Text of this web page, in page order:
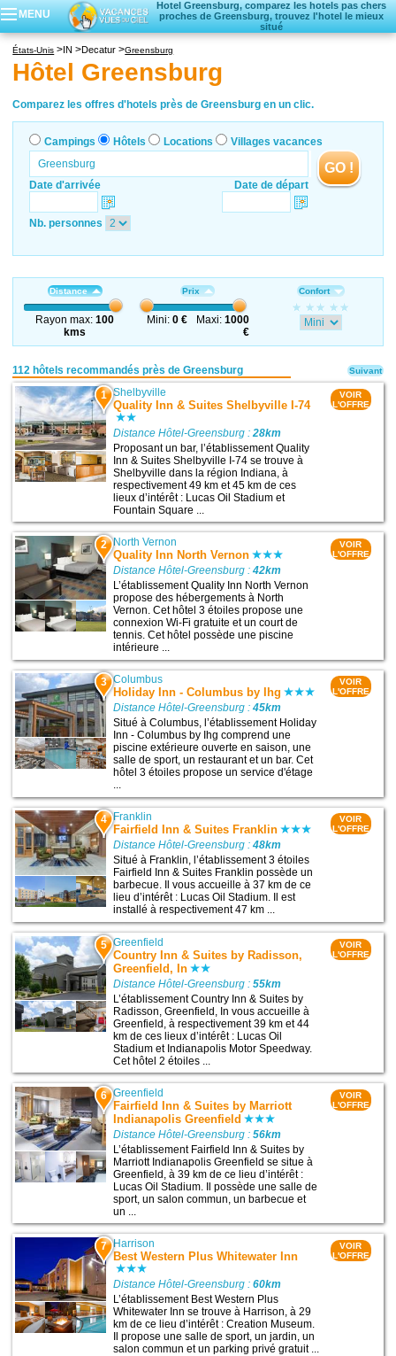
MENU
Hotel Greensburg, comparez les hotels pas chers
proches de Greensburg, trouvez l'hotel le mieux
situé
Locations vacances
Villages vacances
États-Unis IN Decatur Greensburg
Hôtel Greensburg
Comparez les offres d'hotels près de Greensburg en un clic.
Campings Hôtels Locations Villages vacances
Date d'arrivée Date de départ
GO !
Nb. personnes
Distance
Rayon max:100
kms
Prix
Mini: 0 € Maxi:1000
€
Confort
112 hôtels recommandés près de Greensburg
1 Shelbyville
Quality Inn & Suites Shelbyville I-74
Distance Hôtel-Greensburg :28km
Proposant un bar, l’établissement Quality
Inn & Suites Shelbyville I-74 se trouve à
Shelbyville dans la région Indiana, à
respectivement 49 km et 45 km de ces
lieux d’intérêt : Lucas Oil Stadium et
Fountain Square ...
VOIR
L'OFFRE
2 North Vernon
Quality Inn North Vernon
Distance Hôtel-Greensburg :42km
L’établissement Quality Inn North Vernon
propose des hébergements à North
Vernon. Cet hôtel 3 étoiles propose une
connexion Wi-Fi gratuite et un court de
tennis. Cet hôtel possède une piscine
intérieure ...
VOIR
L'OFFRE
3 Columbus
Holiday Inn - Columbus by Ihg
Distance Hôtel-Greensburg :45km
Situé à Columbus, l’établissement Holiday
Inn - Columbus by Ihg comprend une
piscine extérieure ouverte en saison, une
salle de sport, un restaurant et un bar. Cet
hôtel 3 étoiles propose un service d'étage
...
VOIR
L'OFFRE
4 Franklin
Fairfield Inn & Suites Franklin
Distance Hôtel-Greensburg :48km
Situé à Franklin, l’établissement 3 étoiles
Fairfield Inn & Suites Franklin possède un
barbecue. Il vous accueille à 37 km de ce
lieu d’intérêt : Lucas Oil Stadium. Il est
installé à respectivement 47 km ...
VOIR
L'OFFRE
5 Greenfield
Country Inn & Suites by Radisson,
Greenfield, In
Distance Hôtel-Greensburg :55km
L’établissement Country Inn & Suites by
Radisson, Greenfield, In vous accueille à
Greenfield, à respectivement 39 km et 44
km de ces lieux d’intérêt : Lucas Oil
Stadium et Indianapolis Motor Speedway.
Cet hôtel 2 étoiles ...
VOIR
L'OFFRE
6 Greenfield
Fairfield Inn & Suites by Marriott
Indianapolis Greenfield
Distance Hôtel-Greensburg :56km
L’établissement Fairfield Inn & Suites by
Marriott Indianapolis Greenfield se situe à
Greenfield, à 39 km de ce lieu d’intérêt :
Lucas Oil Stadium. Il possède une salle de
sport, un salon commun, un barbecue et
un ...
VOIR
L'OFFRE
7 Harrison
Best Western Plus Whitewater Inn
Distance Hôtel-Greensburg :60km
L’établissement Best Western Plus
Whitewater Inn se trouve à Harrison, à 29
km de ce lieu d’intérêt : Creation Museum.
Il propose une salle de sport, un jardin, un
salon commun et un parking privé gratuit ...
VOIR
L'OFFRE
Suivant